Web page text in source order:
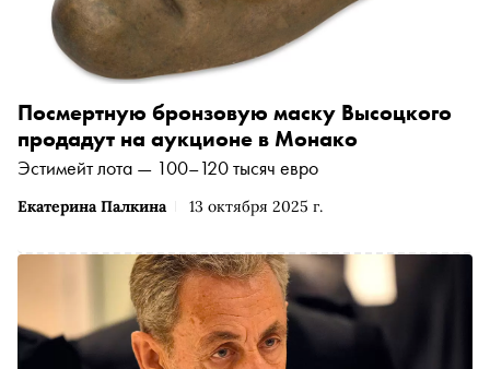
Екатерина Палкина 13 октября 2025 г.
Посмертную бронзовую маску Высоцкого
продадут на аукционе в Монако
Эстимейт лота — 100–120 тысяч евро